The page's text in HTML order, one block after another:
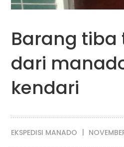
Barang tiba
dari
kendari
EKSPEDISI MANADO